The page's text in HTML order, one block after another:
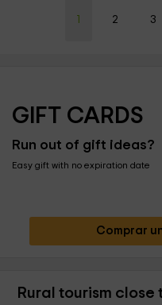
2 3
GIFT CARDS
Run out of gift ideas?
Easy gift with no expiration date
Comprar
Rural tourism close